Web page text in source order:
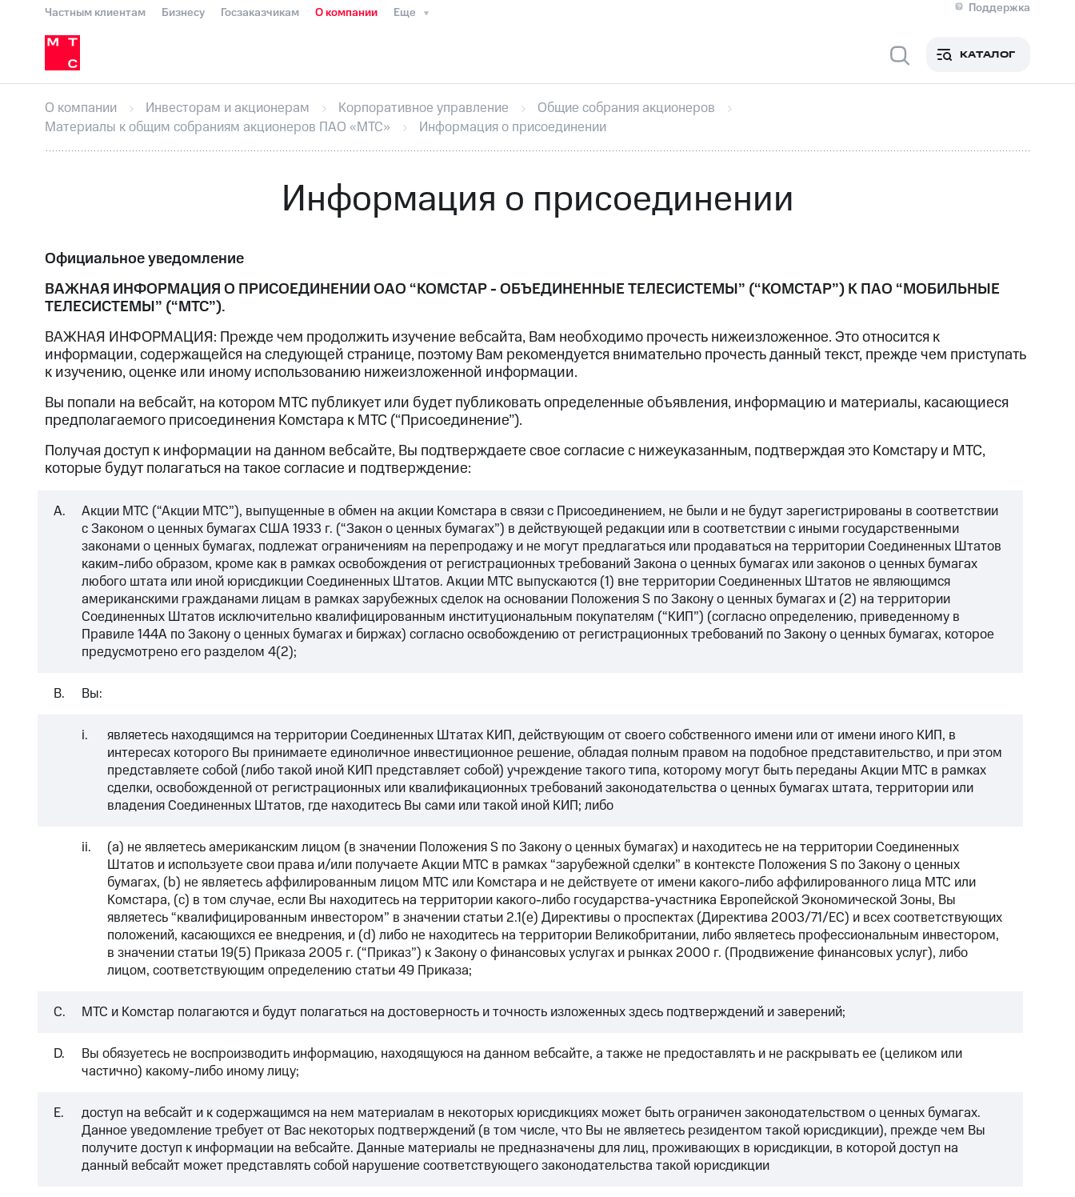
Частным клиентам Бизнесу Госзаказчикам О компании Еще
Поддержка
Медиа-центр
Инвесторам и акционерам
Устойчивое развитие
Комплаенс и деловая этика
Медиа-центр
Пресс-релизыМТС о технологияхДостиженияИнтервьюФинансовая отчетностьКонтактыНовости в регионе
Корпоративное управление Корпоративный секретарьРаскрытие информацииИнформация акционерам
ПАО "МТС"Собрания акционеровЛичный кабинет акционераАкционерный капитал
ОписаниеПрограмма приобретенияПорядок выкупа акцийДивидендыРынок облигаций Описание
Комплаенс и деловая этика
КАТАЛОГ
О компании Инвесторам и акционерам Корпоративное управление
Общие собрания акционеров
Материалы к общим собраниям акционеров ПАО «МТС»
Информация о присоединении
Информация о присоединении
Официальное уведомление
ВАЖНАЯ ИНФОРМАЦИЯ О ПРИСОЕДИНЕНИИ ОАО “КОМСТАР - ОБЪЕДИНЕННЫЕ ТЕЛЕСИСТЕМЫ” (“КОМСТАР”) К ПАО “МОБИЛЬНЫЕ
ТЕЛЕСИСТЕМЫ” (“МТС”).
ВАЖНАЯ ИНФОРМАЦИЯ: Прежде чем продолжить изучение вебсайта, Вам необходимо прочесть нижеизложенное. Это относится к
информации, содержащейся на следующей странице, поэтому Вам рекомендуется внимательно прочесть данный текст, прежде чем приступать
к изучению, оценке или иному использованию нижеизложенной информации.
Вы попали на вебсайт, на котором МТС публикует или будет публиковать определенные объявления, информацию и материалы, касающиеся
предполагаемого присоединения Комстара к МТС (“Присоединение”).
Получая доступ к информации на данном вебсайте, Вы подтверждаете свое согласие с нижеуказанным, подтверждая это Комстару и МТС,
которые будут полагаться на такое согласие и подтверждение:
A.
Акции МТС (“Акции МТС”), выпущенные в обмен на акции Комстара в связи с Присоединением, не были и не будут зарегистрированы в соответствии
с Законом о ценных бумагах США 1933 г. (“Закон о ценных бумагах”) в действующей редакции или в соответствии с иными государственными
законами о ценных бумагах, подлежат ограничениям на перепродажу и не могут предлагаться или продаваться на территории Соединенных Штатов
каким-либо образом, кроме как в рамках освобождения от регистрационных требований Закона о ценных бумагах или законов о ценных бумагах
любого штата или иной юрисдикции Соединенных Штатов. Акции МТС выпускаются (1) вне территории Соединенных Штатов не являющимся
американскими гражданами лицам в рамках зарубежных сделок на основании Положения S по Закону о ценных бумагах и (2) на территории
Соединенных Штатов исключительно квалифицированным институциональным покупателям (“КИП”) (согласно определению, приведенному в
Правиле 144A по Закону о ценных бумагах и биржах) согласно освобождению от регистрационных требований по Закону о ценных бумагах, которое
предусмотрено его разделом 4(2);
B. Вы:
i.
являетесь находящимся на территории Соединенных Штатах КИП, действующим от своего собственного имени или от имени иного КИП, в
интересах которого Вы принимаете единоличное инвестиционное решение, обладая полным правом на подобное представительство, и при этом
представляете собой (либо такой иной КИП представляет собой) учреждение такого типа, которому могут быть переданы Акции МТС в рамках
сделки, освобожденной от регистрационных или квалификационных требований законодательства о ценных бумагах штата, территории или
владения Соединенных Штатов, где находитесь Вы сами или такой иной КИП; либо
ii.
(a) не являетесь американским лицом (в значении Положения S по Закону о ценных бумагах) и находитесь не на территории Соединенных
Штатов и используете свои права и/или получаете Акции МТС в рамках “зарубежной сделки” в контексте Положения S по Закону о ценных
бумагах, (b) не являетесь аффилированным лицом МТС или Комстара и не действуете от имени какого-либо аффилированного лица МТС или
Комстара, (c) в том случае, если Вы находитесь на территории какого-либо государства-участника Европейской Экономической Зоны, Вы
являетесь “квалифицированным инвестором” в значении статьи 2.1(е) Директивы о проспектах (Директива 2003/71/EC) и всех соответствующих
положений, касающихся ее внедрения, и (d) либо не находитесь на территории Великобритании, либо являетесь профессиональным инвестором,
в значении статьи 19(5) Приказа 2005 г. (“Приказ”) к Закону о финансовых услугах и рынках 2000 г. (Продвижение финансовых услуг), либо
лицом, соответствующим определению статьи 49 Приказа;
C. МТС и Комстар полагаются и будут полагаться на достоверность и точность изложенных здесь подтверждений и заверений;
D.
Вы обязуетесь не воспроизводить информацию, находящуюся на данном вебсайте, а также не предоставлять и не раскрывать ее (целиком или
частично) какому-либо иному лицу;
E.
доступ на вебсайт и к содержащимся на нем материалам в некоторых юрисдикциях может быть ограничен законодательством о ценных бумагах.
Данное уведомление требует от Вас некоторых подтверждений (в том числе, что Вы не являетесь резидентом такой юрисдикции), прежде чем Вы
получите доступ к информации на вебсайте. Данные материалы не предназначены для лиц, проживающих в юрисдикции, в которой доступ на
данный вебсайт может представлять собой нарушение соответствующего законодательства такой юрисдикции